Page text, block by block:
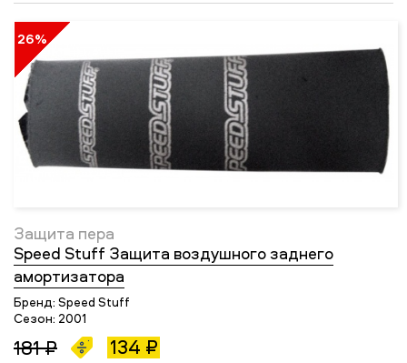
26%
Защита пера
Speed Stuff Защита воздушного заднего
амортизатора
Бренд: Speed Stuff
Сезон: 2001
181 ₽ 134 ₽